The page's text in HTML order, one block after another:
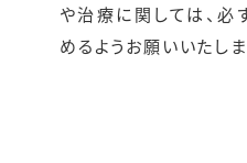
や治療に関しては、必
めるようお願いいたしま